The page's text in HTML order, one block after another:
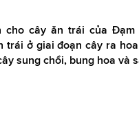
cho cây ăn trái của
trái ở giai đoạn cây ra
sung chồi, bung hoa và